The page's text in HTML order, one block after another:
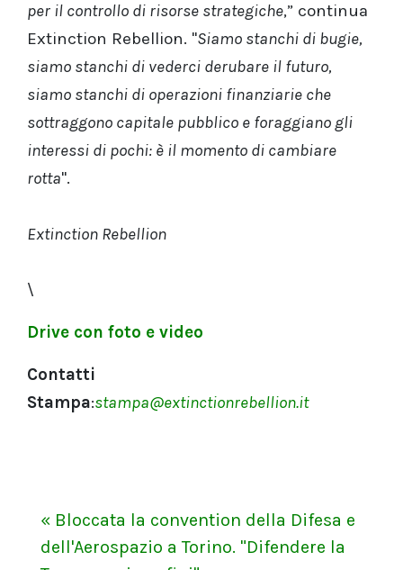
per il controllo di risorse strategiche,” continua
Extinction Rebellion. "Siamo stanchi di bugie,
siamo stanchi di vederci derubare il futuro,
siamo stanchi di operazioni finanziarie che
sottraggono capitale pubblico e foraggiano gli
interessi di pochi: è il momento di cambiare
rotta".
Extinction Rebellion
\
Drive con foto e video
Contatti
Stampa:stampa@extinctionrebellion.it
« Bloccata la convention della Difesa e
dell'Aerospazio a Torino. "Difendere la